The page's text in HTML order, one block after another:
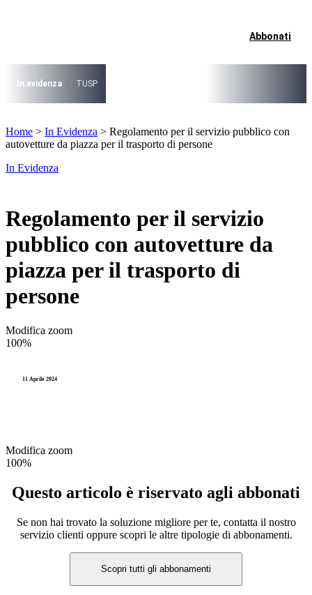
I più cercati
Lorem ipsum dolor sit amet consectetur
Lorem ipsum dolor sit amet consectetur
Abbonati
In evidenza TUSP
Lorem ipsum dolor sit amet consectetur
Home > In Evidenza > Regolamento per il servizio pubblico con
autovetture da piazza per il trasporto di persone
In Evidenza
Regolamento per il servizio
pubblico con autovetture da
piazza per il trasporto di
persone
Modifica zoom
100%
11 Aprile 2024
Modifica zoom
100%
Questo articolo è riservato agli abbonati
Se non hai trovato la soluzione migliore per te, contatta il nostro
servizio clienti oppure scopri le altre tipologie di abbonamenti.
Scopri tutti gli abbonamenti